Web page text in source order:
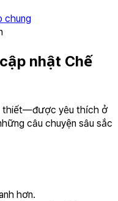
chung
nhật Chế
thiết—được yêu thích ở
câu chuyện sâu sắc
hơn.